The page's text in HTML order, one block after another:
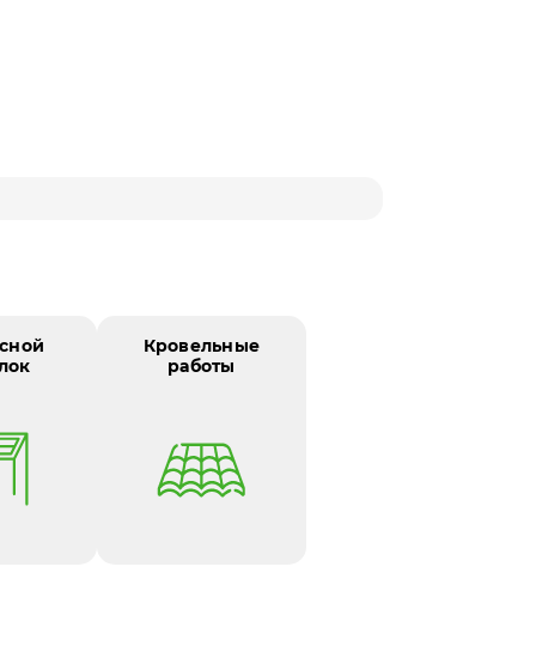
Кровельные
работы